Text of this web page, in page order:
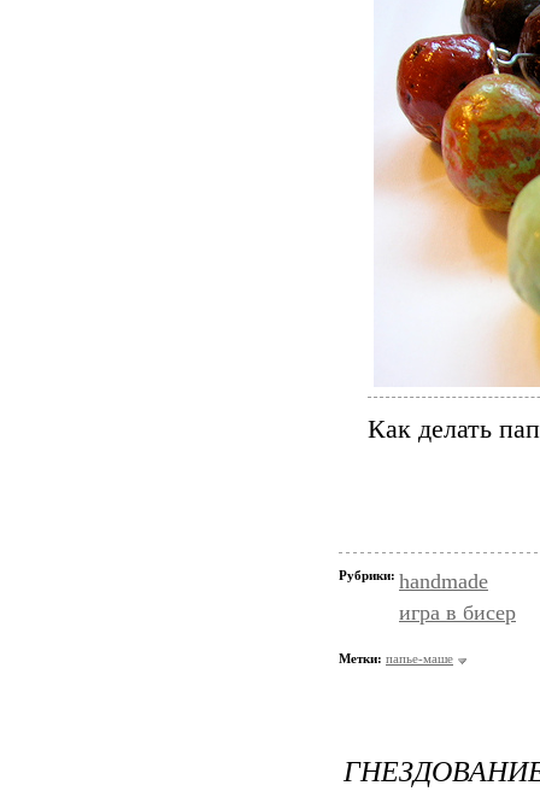
Как делать
Рубрики: handmade
игра в бисер
Метки: папье-маше